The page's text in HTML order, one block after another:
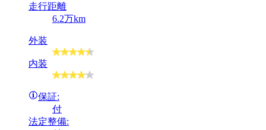
走行距離
6.2万km
外装
内装
保証:
付
法定整備: